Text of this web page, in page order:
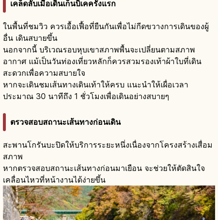
เคล็ดลับเมื่อเดินเก็นบิเคครั้งแรก
ในพื้นที่ชมวิว ควรเอื้อเฟื้อที่ยืนกันเพื่อไม่กีดขวางการเดินของผู้
อื่น เดินสบายขึ้น
นอกจากนี้ บริเวณรอบหุบเขาสภาพพื้นจะเปลี่ยนตามสภาพ
อากาศ แม้เป็นวันท่องเที่ยวหลักก็ควรสวมรองเท้าผ้าใบที่เดิน
สะดวกเพื่อความสบายใจ
หากจะเดินชมเส้นทางเดินเท้าให้ครบ แนะนำให้เผื่อเวลา
ประมาณ 30 นาทีถึง 1 ชั่วโมงเพื่อเดินอย่างสบายๆ
ตรวจสอบสถานะเส้นทางก่อนเดิน
สะพานโกรันบะปิดให้บริการระยะหนึ่งเนื่องจากโครงสร้างเสื่อม
สภาพ
หากตรวจสอบสถานะเส้นทางก่อนมาเยือน จะช่วยให้ตัดสินใจ
เคลื่อนไหวที่หน้างานได้ง่ายขึ้น